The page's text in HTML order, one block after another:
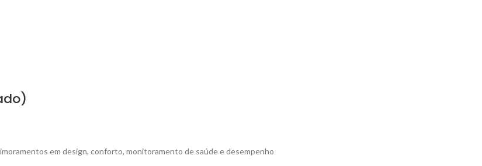
em design, conforto, monitoramento de saúde e desempenho